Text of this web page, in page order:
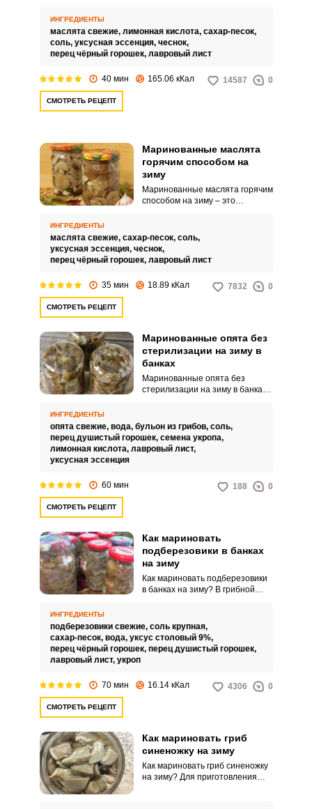
горчить, если соблюдать
простые правила
приготовления.
ИНГРЕДИЕНТЫ
маслята свежие, лимонная кислота, сахар-песок,
соль, уксусная эссенция, чеснок,
перец чёрный горошек, лавровый лист
40 мин 165.06 кКал 14587 0
СМОТРЕТЬ РЕЦЕПТ
Маринованные маслята
горячим способом на
зиму
Маринованные маслята горячим
способом на зиму – это
даже начинающие хозяйки.
Грибы получаются нежными и
ароматными, а также порадуют
ИНГРЕДИЕНТЫ
маслята свежие, сахар-песок, соль,
уксусная эссенция, чеснок,
перец чёрный горошек, лавровый лист
35 мин 18.89 кКал 7832 0
СМОТРЕТЬ РЕЦЕПТ
Маринованные опята без
стерилизации на зиму в
банках
Маринованные опята без
стерилизации на зиму в банках
ароматом. Опята, пропитанные
специями и уксусом, станут
настоящим угощением для
ИНГРЕДИЕНТЫ
опята свежие, вода, бульон из грибов, соль,
перец душистый горошек, семена укропа,
лимонная кислота, лавровый лист,
уксусная эссенция
60 мин 188 0
СМОТРЕТЬ РЕЦЕПТ
Как мариновать
подберезовики в банках
на зиму
Как мариновать подберезовики
в банках на зиму? В грибной
ценных баночек с результатами
«тихой охоты». Очень
любопытно и приятно потом
заготовленные собственными
руками.
ИНГРЕДИЕНТЫ
подберезовики свежие, соль крупная,
сахар-песок, вода, уксус столовый 9%,
перец чёрный горошек, перец душистый горошек,
лавровый лист, укроп
70 мин 16.14 кКал 4306 0
СМОТРЕТЬ РЕЦЕПТ
Как мариновать гриб
синеножку на зиму
Как мариновать гриб синеножку
на зиму? Для приготовления